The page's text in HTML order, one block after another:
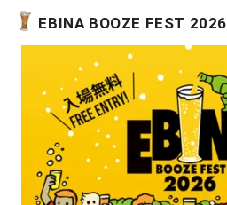
EBINA BOOZE FEST 2026